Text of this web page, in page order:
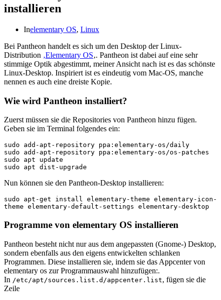
installieren
Inelementary OS, Linux
Bei Pantheon handelt es sich um den Desktop der Linux-
Distribution ‚Elementary OS‚. Pantheon ist dabei auf eine sehr
stimmige Optik abgestimmt, meiner Ansicht nach ist es das schönste
Linux-Desktop. Inspiriert ist es eindeutig vom Mac-OS, manche
nennen es auch eine dreiste Kopie.
Wie wird Pantheon installiert?
Zuerst müssen sie die Repositories von Pantheon hinzu fügen.
Geben sie im Terminal folgendes ein:
sudo add-apt-repository ppa:elementary-os/daily
sudo add-apt-repository ppa:elementary-os/os-patches
sudo apt update
sudo apt dist-upgrade
Nun können sie den Pantheon-Desktop installieren:
sudo apt-get install elementary-theme elementary-icon-
theme elementary-default-settings elementary-desktop
Programme von elementary OS installieren
Pantheon besteht nicht nur aus dem angepassten (Gnome-) Desktop,
sondern ebenfalls aus den eigens entwickelten schlanken
Programmen. Diese installieren sie, indem sie das Appcenter von
elementary os zur Programmauswahl hinzufügen:.
In /etc/apt/sources.list.d/appcenter.list, fügen sie die
Zeile